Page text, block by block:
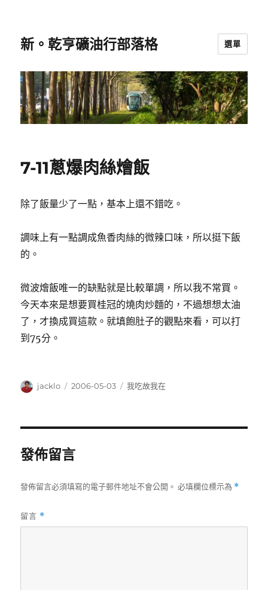
新。乾亨礦油行部落格 選單
7-11蔥爆肉絲燴飯
除了飯量少了一點，基本上還不錯吃。
調味上有一點調成魚香肉絲的微辣口味，所以挺下飯
的。
微波燴飯唯一的缺點就是比較單調，所以我不常買。
今天本來是想要買桂冠的燒肉炒麵的，不過想想太油
了，才換成買這款。就填飽肚子的觀點來看，可以打
到75分。
作
jacklo
發
2006-05-03
分
我吃故我在
發佈留言
發佈留言必須填寫的電子郵件地址不會公開。 必填欄位標示為 *
留言 *